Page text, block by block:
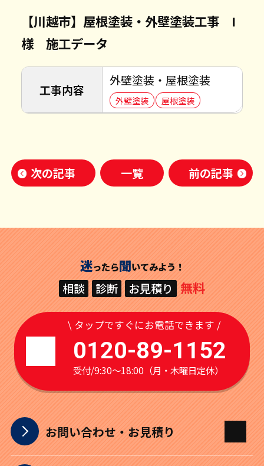
【川越市】屋根塗装・外壁塗装工事 I
様 施工データ
工事内容
外壁塗装・屋根塗装
外壁塗装 屋根塗装
次の記事 一覧 前の記事
迷ったら聞いてみよう！
相談 診断 お見積り 無料
\ タップですぐにお電話できます /
0120-89-1152
受付/9:30～18:00（月・木曜日定休）
お問い合わせ・お見積り